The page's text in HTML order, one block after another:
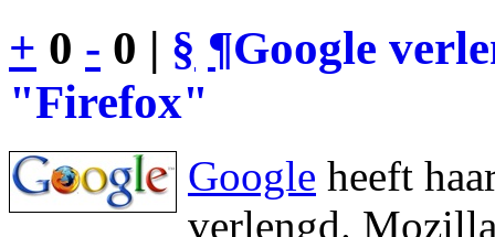
+ 0 - 0 | § ¶Google
"Firefox"
Google heeft
verlengd.